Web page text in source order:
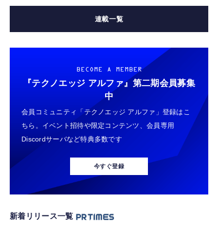
連載一覧
BECOME A MEMBER
『テクノエッジ アルファ』 第二期会員募集
中
会員コミュニティ「テクノエッジ アルファ」登録はこ
ちら。イベント招待や限定コンテンツ、会員専用
Discordサーバなど特典多数です
今すぐ登録
新着リリース一覧